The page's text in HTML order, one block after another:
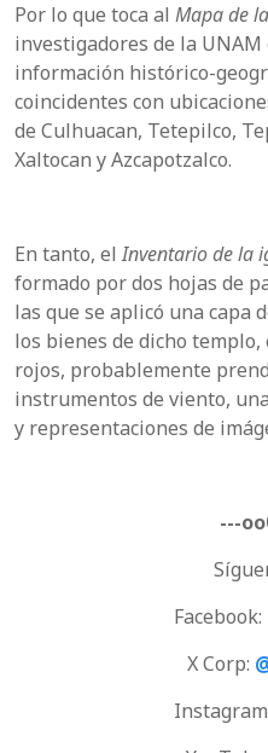
Por lo que toca al Mapa de
investigadores de la
información histórico-
coincidentes con
de Culhuacan, Tetepilco,
Xaltocan y Azcapotzalco.
En tanto, elInventario de la
formado por dos hojas de
las que se aplicó una capa
los bienes de dicho
rojos, probablemente
instrumentos de viento,
y representaciones de
---
Facebook:
X Corp: